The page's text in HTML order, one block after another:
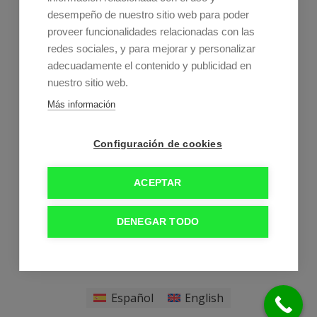
desempeño de nuestro sitio web para poder
proveer funcionalidades relacionadas con las
redes sociales, y para mejorar y personalizar
adecuadamente el contenido y publicidad en
nuestro sitio web.
Más información
Configuración de cookies
ACEPTAR
DENEGAR TODO
Estos son nuestros horarios
Lunes a jueves:9:00–21:00
Español English